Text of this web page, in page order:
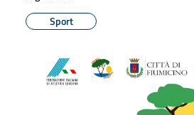
Sport